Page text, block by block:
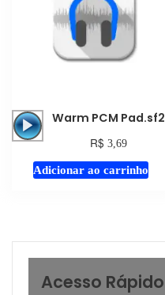
Tocador
áudio
Warm PCM Pad.sf2
R$ 3,69
Adicionar ao carrinho
Acesso Rápido